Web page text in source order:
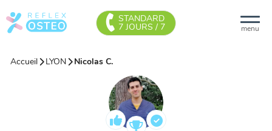
menu
STANDARD
7 JOURS / 7
Accueil LYON Nicolas C.